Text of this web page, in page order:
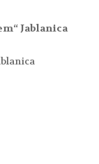
Jablanica